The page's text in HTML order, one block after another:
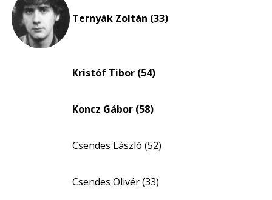
Ternyák Zoltán (33)
Kristóf Tibor (54)
Koncz Gábor (58)
Csendes László (52)
Csendes Olivér (33)